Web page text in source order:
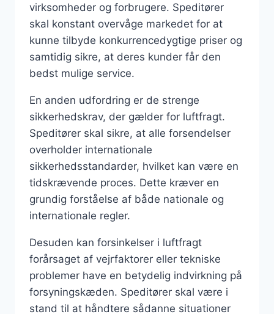
virksomheder og forbrugere. Speditører
skal konstant overvåge markedet for at
kunne tilbyde konkurrencedygtige priser og
samtidig sikre, at deres kunder får den
bedst mulige service.
En anden udfordring er de strenge
sikkerhedskrav, der gælder for luftfragt.
Speditører skal sikre, at alle forsendelser
overholder internationale
sikkerhedsstandarder, hvilket kan være en
tidskrævende proces. Dette kræver en
grundig forståelse af både nationale og
internationale regler.
Desuden kan forsinkelser i luftfragt
forårsaget af vejrfaktorer eller tekniske
problemer have en betydelig indvirkning på
forsyningskæden. Speditører skal være i
stand til at håndtere sådanne situationer